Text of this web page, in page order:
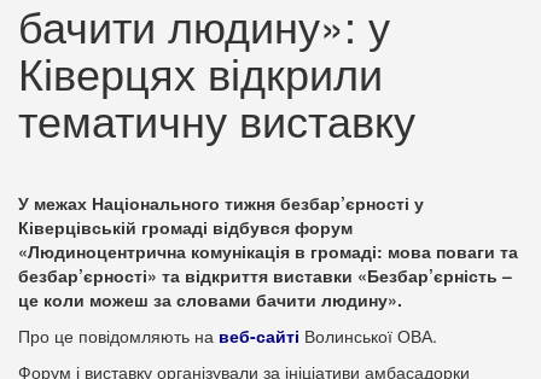
бачити людину»: у
Ківерцях відкрили
тематичну виставку
У межах Національного тижня безбар’єрності у
Ківерцівській громаді відбувся форум
«Людиноцентрична комунікація в громаді: мова поваги та
безбар’єрності» та відкриття виставки «Безбар’єрність –
це коли можеш за словами бачити людину».
Про це повідомляють на веб-сайті Волинської ОВА.
Форум і виставку організували за ініціативи амбасадорки